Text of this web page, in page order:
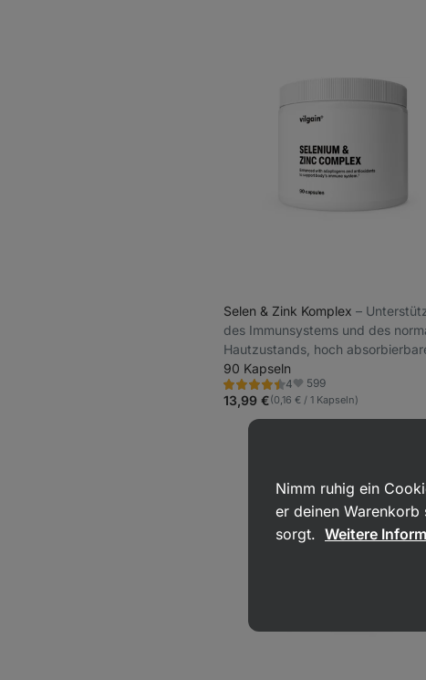
Selen & Zink Komplex ⁠–⁠
des Immunsystems und des
Hautzustands, hoch
Formen, angereichert mit
Extrakten
90 Kapseln
4
Bewertung
4.5/5,
4
Rezensionen
Favoriten
599
13,99 €(0,16 € / 1 Kapseln)
Nimm ruhig ein
er deinen
sorgt. Weitere